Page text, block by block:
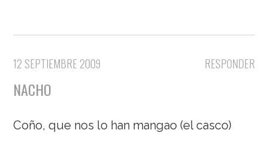
RESPONDER
12 SEPTIEMBRE 2009
NACHO
Coño, que nos lo han mangao (el casco)